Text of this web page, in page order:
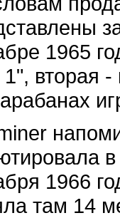
1965
вторая
1966
там 14